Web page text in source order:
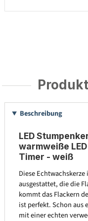
Beschreibung
LED
warmweiße
Timer - weiß
Diese
ausgestattet, die die
kommt das Flackern
ist perfekt. Schon aus
mit einer echten